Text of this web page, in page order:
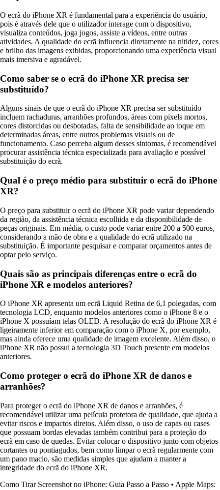
O ecrã do iPhone XR é fundamental para a experiência do usuário,
pois é através dele que o utilizador interage com o dispositivo,
visualiza conteúdos, joga jogos, assiste a vídeos, entre outras
atividades. A qualidade do ecrã influencia diretamente na nitidez, cores
e brilho das imagens exibidas, proporcionando uma experiência visual
mais imersiva e agradável.
Como saber se o ecrã do iPhone XR precisa ser
substituído?
Alguns sinais de que o ecrã do iPhone XR precisa ser substituído
incluem rachaduras, arranhões profundos, áreas com pixels mortos,
cores distorcidas ou desbotadas, falta de sensibilidade ao toque em
determinadas áreas, entre outros problemas visuais ou de
funcionamento. Caso perceba algum desses sintomas, é recomendável
procurar assistência técnica especializada para avaliação e possível
substituição do ecrã.
Qual é o preço médio para substituir o ecrã do iPhone
XR?
O preço para substituir o ecrã do iPhone XR pode variar dependendo
da região, da assistência técnica escolhida e da disponibilidade de
peças originais. Em média, o custo pode variar entre 200 a 500 euros,
considerando a mão de obra e a qualidade do ecrã utilizado na
substituição. É importante pesquisar e comparar orçamentos antes de
optar pelo serviço.
Quais são as principais diferenças entre o ecrã do
iPhone XR e modelos anteriores?
O iPhone XR apresenta um ecrã Liquid Retina de 6,1 polegadas, com
tecnologia LCD, enquanto modelos anteriores como o iPhone 8 e o
iPhone X possuíam telas OLED. A resolução do ecrã do iPhone XR é
ligeiramente inferior em comparação com o iPhone X, por exemplo,
mas ainda oferece uma qualidade de imagem excelente. Além disso, o
iPhone XR não possui a tecnologia 3D Touch presente em modelos
anteriores.
Como proteger o ecrã do iPhone XR de danos e
arranhões?
Para proteger o ecrã do iPhone XR de danos e arranhões, é
recomendável utilizar uma película protetora de qualidade, que ajuda a
evitar riscos e impactos diretos. Além disso, o uso de capas ou cases
que possuam bordas elevadas também contribui para a proteção do
ecrã em caso de quedas. Evitar colocar o dispositivo junto com objetos
cortantes ou pontiagudos, bem como limpar o ecrã regularmente com
um pano macio, são medidas simples que ajudam a manter a
integridade do ecrã do iPhone XR.
Como Tirar Screenshot no iPhone: Guia Passo a Passo • Apple Maps: